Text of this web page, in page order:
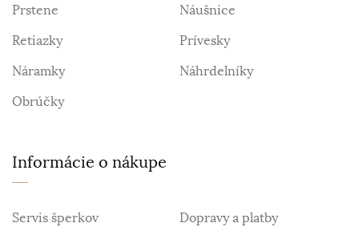
Prstene
Náušnice
Retiazky
Prívesky
Náramky
Náhrdelníky
Obrúčky
Informácie o nákupe
Servis šperkov
Dopravy a platby